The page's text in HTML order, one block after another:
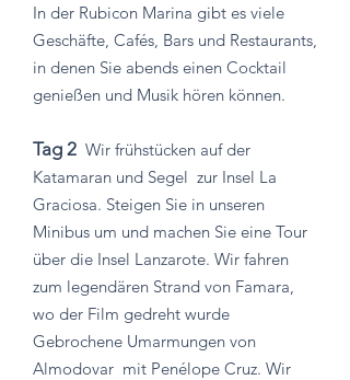
In der Rubicon Marina gibt es viele
Geschäfte, Cafés, Bars und Restaurants,
in denen Sie abends einen Cocktail
genießen und Musik hören können.
Tag 2 Wir frühstücken auf der
Katamaran und Segel zur Insel La
Graciosa. Steigen Sie in unseren
Minibus um und machen Sie eine Tour
über die Insel Lanzarote. Wir fahren
zum legendären Strand von Famara,
wo der Film gedreht wurde
Gebrochene Umarmungen von
Almodovar mit Penélope Cruz. Wir